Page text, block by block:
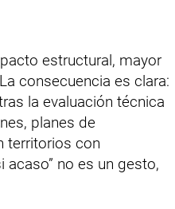
estructural, mayor
consecuencia es clara:
la evaluación técnica
planes de
territorios con
no es un gesto,